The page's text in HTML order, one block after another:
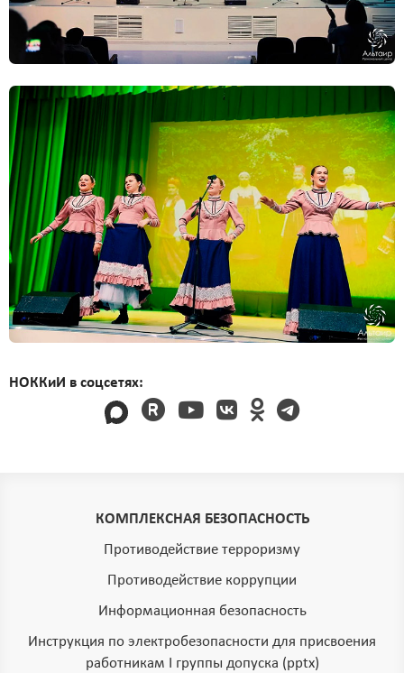
НОККиИ в соцсетях:
КОМПЛЕКСНАЯ БЕЗОПАСНОСТЬ
Противодействие терроризму
Противодействие коррупции
Информационная безопасность
Инструкция по электробезопасности для присвоения
работникам I группы допуска (pptx)